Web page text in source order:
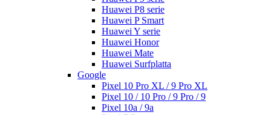
Huawei P8 serie
Huawei P Smart
Huawei Y serie
Huawei Honor
Huawei Mate
Huawei Surfplatta
Google
Pixel 10 Pro XL / 9 Pro XL
Pixel 10 / 10 Pro / 9 Pro / 9
Pixel 10a / 9a